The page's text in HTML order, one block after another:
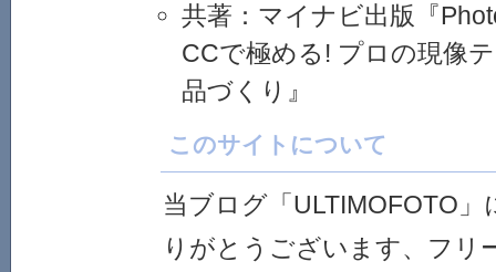
共著：マイナビ出版『
CCで極める! プロの現像
品づくり』
このサイトについて
当ブログ「ULTIMOFOTO
りがとうございます、フリ